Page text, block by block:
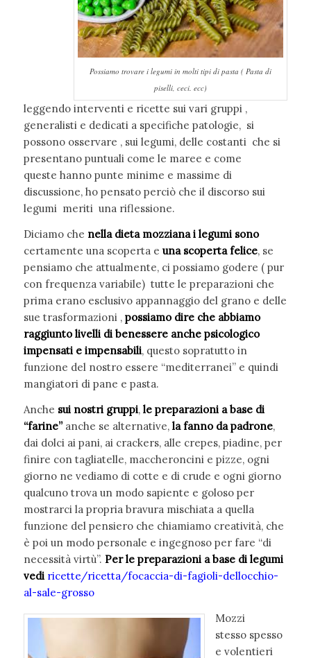
Possiamo trovare i legumi in molti tipi di pasta ( Pasta di
piselli, ceci. ecc)
leggendo interventi e ricette sui vari gruppi ,
generalisti e dedicati a specifiche patologie, si
possono osservare , sui legumi, delle costanti che si
presentano puntuali come le maree e come
queste hanno punte minime e massime di
discussione, ho pensato perciò che il discorso sui
legumi meriti una riflessione.
Diciamo che nella dieta mozziana i legumi sono
certamente una scoperta e una scoperta felice, se
pensiamo che attualmente, ci possiamo godere ( pur
con frequenza variabile) tutte le preparazioni che
prima erano esclusivo appannaggio del grano e delle
sue trasformazioni , possiamo dire che abbiamo
raggiunto livelli di benessere anche psicologico
impensati e impensabili, questo sopratutto in
funzione del nostro essere “mediterranei” e quindi
mangiatori di pane e pasta.
Anche sui nostri gruppi, le preparazioni a base di
“farine”anche se alternative, la fanno da padrone,
dai dolci ai pani, ai crackers, alle crepes, piadine, per
finire con tagliatelle, maccheroncini e pizze, ogni
giorno ne vediamo di cotte e di crude e ogni giorno
qualcuno trova un modo sapiente e goloso per
mostrarci la propria bravura mischiata a quella
funzione del pensiero che chiamiamo creatività, che
è poi un modo personale e ingegnoso per fare “di
necessità virtù”. Per le preparazioni a base di legumi
vedi ricette/ricetta/focaccia-di-fagioli-dellocchio-
al-sale-grosso
Mozzi
stesso spesso
e volentieri